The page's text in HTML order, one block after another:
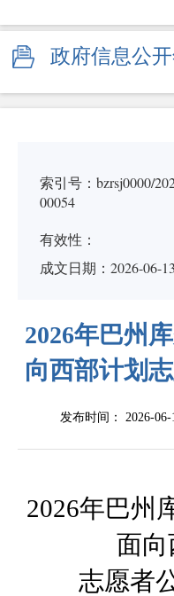
政府信息公
索引号：bzrsj0000/
00054
有效性：
成文日期： 2026-06-13
2026年巴州
向西部计划
发布时间： 2026-06-
2026年巴州
面向
志愿者